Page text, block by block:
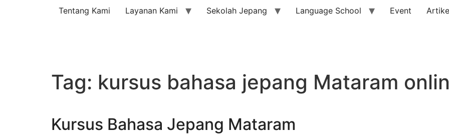
Tentang Kami
Layanan Kami Sekolah Jepang Language School Event
Tag: kursus bahasa jepang Mataram
Kursus Bahasa Jepang Mataram